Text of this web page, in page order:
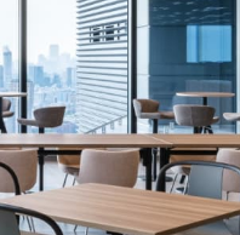
建築設備
プラント機械
プラント電気
営業